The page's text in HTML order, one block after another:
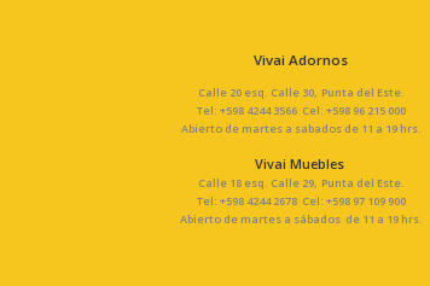
Vivai Adornos
Calle 20 esq. Calle 30, Punta del Este.
Tel: +598 4244 3566 Cel: +598 96 215 000
Abierto de martes a sabados de 11 a 19 hrs.
Vivai Muebles
Calle 18 esq. Calle 29, Punta del Este.
Tel: +598 4244 2678 Cel: +598 97 109 900
Abierto de martes a sábados de 11 a 19 hrs.